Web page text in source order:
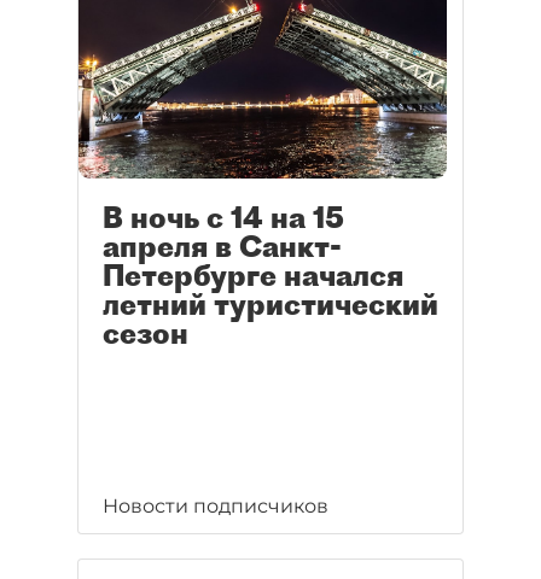
В ночь с 14 на 15
апреля в Санкт-
Петербурге начался
летний туристический
сезон
Новости подписчиков